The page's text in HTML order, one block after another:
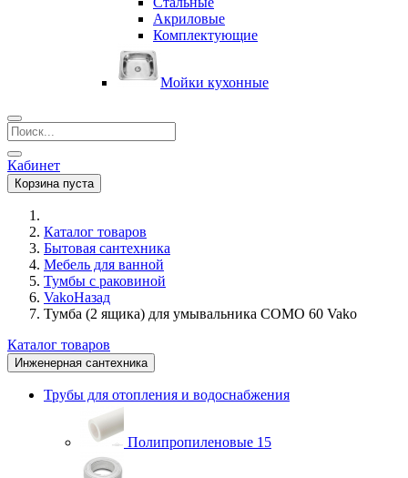
Акриловые
Комплектующие
Мойки кухонные
Кабинет
Корзина пуста
Каталог товаров
Бытовая сантехника
Мебель для ванной
Тумбы с раковиной
VakoНазад
Тумба (2 ящика) для умывальника COMO 60 Vako
Каталог товаров
Инженерная сантехника
Трубы для отопления и водоснабжения
Полипропиленовые 15